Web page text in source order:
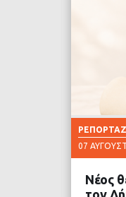
ΡΕΠΟΡΤΆΖ
07
Νέος